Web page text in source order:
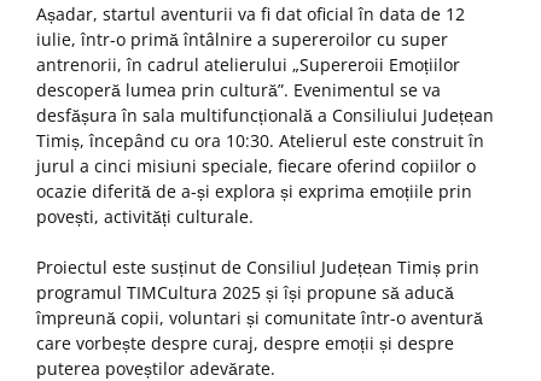
Așadar, startul aventurii va fi dat oficial în data de 12
iulie, într-o primă întâlnire a supereroilor cu super
antrenorii, în cadrul atelierului „Supereroii Emoțiilor
descoperă lumea prin cultură”. Evenimentul se va
desfășura în sala multifuncțională a Consiliului Județean
Timiș, începând cu ora 10:30. Atelierul este construit în
jurul a cinci misiuni speciale, fiecare oferind copiilor o
ocazie diferită de a-și explora și exprima emoțiile prin
povești, activități culturale.
Proiectul este susținut de Consiliul Județean Timiș prin
programul TIMCultura 2025 și își propune să aducă
împreună copii, voluntari și comunitate într-o aventură
care vorbește despre curaj, despre emoții și despre
puterea poveștilor adevărate.